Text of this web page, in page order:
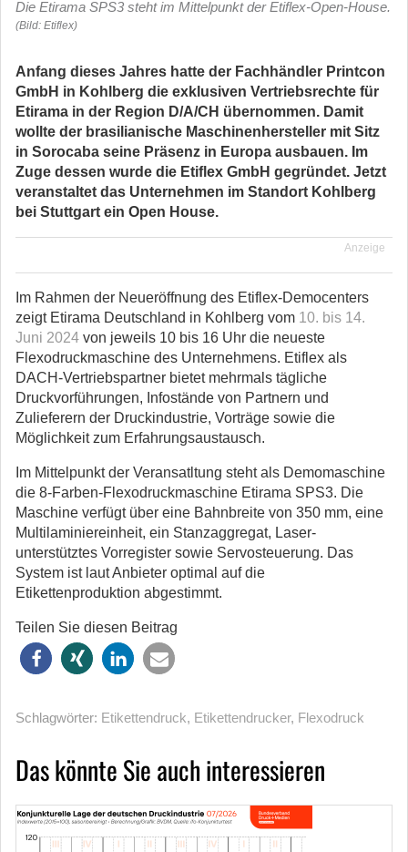
Die Etirama SPS3 steht im Mittelpunkt der Etiflex-Open-House.
(Bild: Etiflex)
Anfang dieses Jahres hatte der Fachhändler Printcon
GmbH in Kohlberg die exklusiven Vertriebsrechte für
Etirama in der Region D/A/CH übernommen. Damit
wollte der brasilianische Maschinenhersteller mit Sitz
in Sorocaba seine Präsenz in Europa ausbauen. Im
Zuge dessen wurde die Etiflex GmbH gegründet. Jetzt
veranstaltet das Unternehmen im Standort Kohlberg
bei Stuttgart ein Open House.
Anzeige
Im Rahmen der Neueröffnung des Etiflex-Democenters
zeigt Etirama Deutschland in Kohlberg vom 10. bis 14.
Juni 2024 von jeweils 10 bis 16 Uhr die neueste
Flexodruckmaschine des Unternehmens. Etiflex als
DACH-Vertriebspartner bietet mehrmals tägliche
Druckvorführungen, Infostände von Partnern und
Zulieferern der Druckindustrie, Vorträge sowie die
Möglichkeit zum Erfahrungsaustausch.
Im Mittelpunkt der Veransatltung steht als Demomaschine
die 8-Farben-Flexodruckmaschine Etirama SPS3. Die
Maschine verfügt über eine Bahnbreite von 350 mm, eine
Multilaminiereinheit, ein Stanzaggregat, Laser-
unterstütztes Vorregister sowie Servosteuerung. Das
System ist laut Anbieter optimal auf die
Etikettenproduktion abgestimmt.
Teilen Sie diesen Beitrag
Schlagwörter: Etikettendruck, Etikettendrucker, Flexodruck
Das könnte Sie auch interessieren